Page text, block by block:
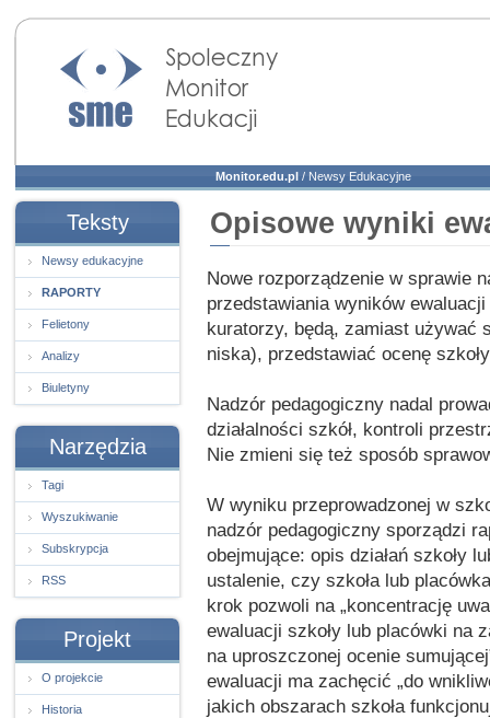
Społeczny Monitor
Edukacji
Monitor.edu.pl / Newsy Edukacyjne
Teksty
Newsy edukacyjne
RAPORTY
Felietony
Analizy
Biuletyny
Narzędzia
Tagi
Wyszukiwanie
Subskrypcja
RSS
Projekt
O projekcie
Historia
Opisowe wyniki
Nowe rozporządzenie w sprawie
przedstawiania wyników
kuratorzy, będą, zamiast używać
niska), przedstawiać ocenę
Nadzór pedagogiczny nadal
działalności szkół, kontroli
Nie zmieni się też sposób
W wyniku przeprowadzonej w
nadzór pedagogiczny sporządzi
obejmujące: opis działań szkoły
ustalenie, czy szkoła lub
krok pozwoli na „koncentrację
ewaluacji szkoły lub placówki na
na uproszczonej ocenie
ewaluacji ma zachęcić „do
jakich obszarach szkoła